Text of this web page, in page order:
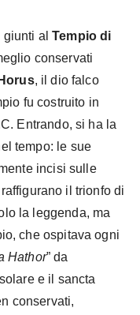
giunti alTempio di
conservati
Horus, il dio falco
fu costruito in
Entrando, si ha la
tempo: le sue
incisi sulle
il trionfo di
la leggenda, ma
che ospitava ogni
Hathor” da
e il sancta
conservati,